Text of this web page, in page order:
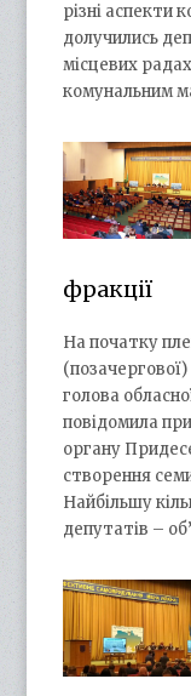
різні аспекти
долучились
місцевих
комунальним
фракції
На початку
(позачергової)
голова
повідомила
органу
створення
Найбільшу
депутатів –